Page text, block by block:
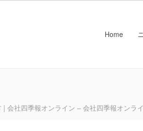
Home
会社四季報オンライン – 会社四季報オンラ